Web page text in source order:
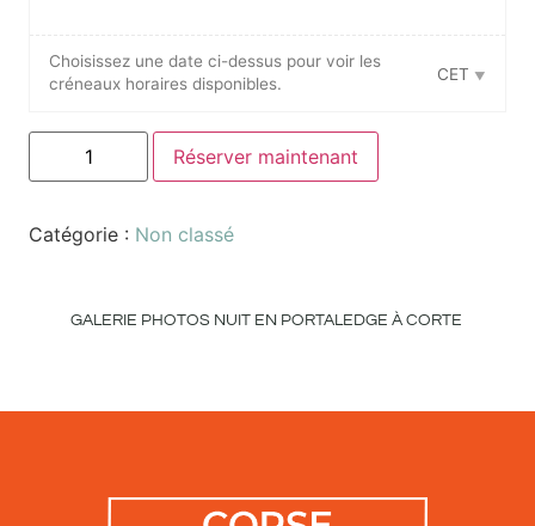
Choisissez une date ci-dessus pour voir les
créneaux horaires disponibles.
CET
Réserver maintenant
Catégorie : Non classé
GALERIE PHOTOS NUIT EN PORTALEDGE À CORTE